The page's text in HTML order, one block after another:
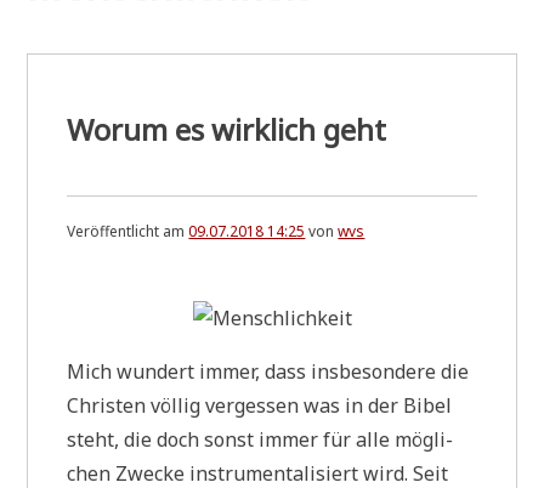
Worum es wirklich geht
Veröffentlicht am09.07.2018 14:25 vonwvs
Mich wun­dert immer, dass ins­be­son­de­re die
Chri­sten völ­lig ver­ges­sen was in der Bibel
steht, die doch sonst immer für alle mög­li­
chen Zwecke instru­men­ta­li­siert wird. Seit